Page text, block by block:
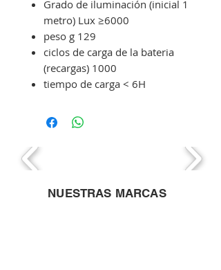
Grado de iluminación (inicial 1
metro) Lux ≥6000
peso g 129
ciclos de carga de la bateria
(recargas) 1000
tiempo de carga < 6H
NUESTRAS MARCAS